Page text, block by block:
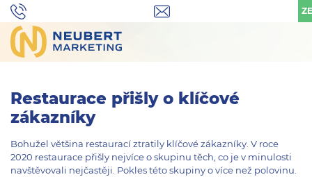
Restaurace přišly o klíčové
zákazníky
Bohužel většina restaurací ztratily klíčové zákazníky. V roce
2020 restaurace přišly nejvíce o skupinu těch, co je v minulosti
navštěvovali nejčastěji. Pokles této skupiny o více než polovinu.